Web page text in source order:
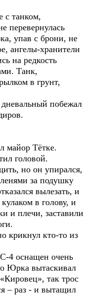
с танком,
перевернулась
упав с брони, не
ангелы-хранители
на редкость
Танк,
в грунт,
побежал
майор Тётке.
головой.
но он упирался,
за подушку
вылезать, и
в голову, и
и плечи, заставили
крикнул кто-то из
4 оснащен очень
Юрка вытаскивал
так трос
– раз - и вытащил